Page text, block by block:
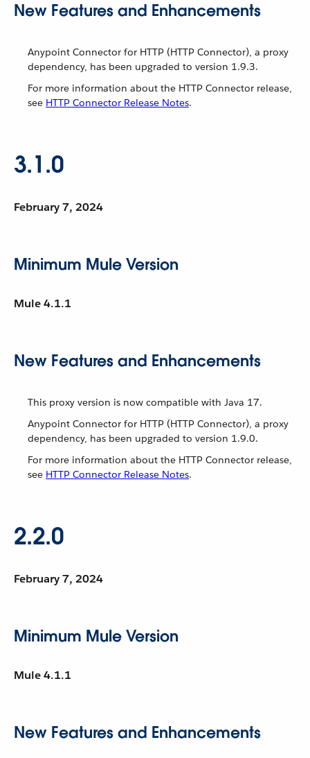
New Features and Enhancements
Anypoint Connector for HTTP (HTTP Connector), a proxy
dependency, has been upgraded to version 1.9.3.
For more information about the HTTP Connector release,
see HTTP Connector Release Notes.
3.1.0
February 7, 2024
Minimum Mule Version
Mule 4.1.1
New Features and Enhancements
This proxy version is now compatible with Java 17.
Anypoint Connector for HTTP (HTTP Connector), a proxy
dependency, has been upgraded to version 1.9.0.
For more information about the HTTP Connector release,
see HTTP Connector Release Notes.
2.2.0
February 7, 2024
Minimum Mule Version
Mule 4.1.1
New Features and Enhancements